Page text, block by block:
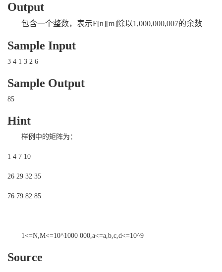
Output
包含一个整数，表示F[n][m]除以1,000,000,007的余数
Sample Input
3 4 1 3 2 6
Sample Output
85
Hint
样例中的矩阵为：
1 4 7 10
26 29 32 35
76 79 82 85
1<=N,M<=10^1000 000,a<=a,b,c,d<=10^9
Source